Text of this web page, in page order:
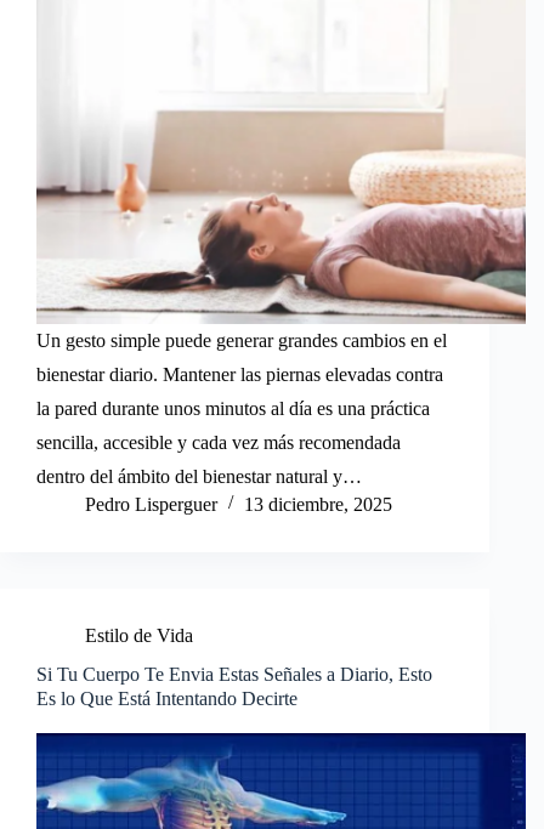
Un gesto simple puede generar grandes cambios en el
bienestar diario. Mantener las piernas elevadas contra
la pared durante unos minutos al día es una práctica
sencilla, accesible y cada vez más recomendada
dentro del ámbito del bienestar natural y…
Pedro Lisperguer
13 diciembre, 2025
Estilo de Vida
Si Tu Cuerpo Te Envia Estas Señales a Diario, Esto
Es lo Que Está Intentando Decirte